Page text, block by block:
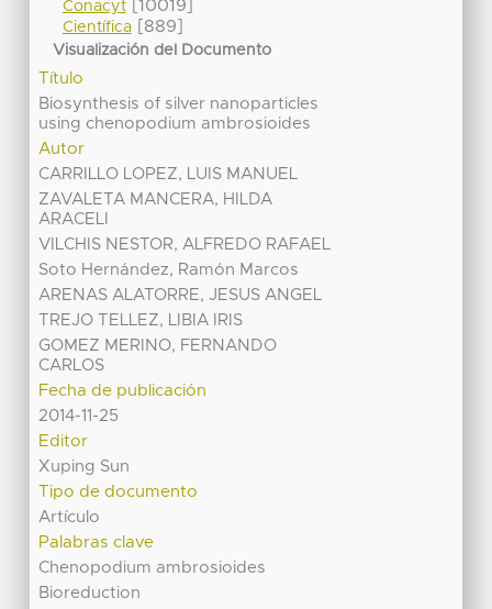
Conacyt[10019]
Científica[889]
Visualización del Documento
Título
Biosynthesis of silver nanoparticles
using chenopodium ambrosioides
Autor
CARRILLO LOPEZ, LUIS MANUEL
ZAVALETA MANCERA, HILDA
ARACELI
VILCHIS NESTOR, ALFREDO RAFAEL
Soto Hernández, Ramón Marcos
ARENAS ALATORRE, JESUS ANGEL
TREJO TELLEZ, LIBIA IRIS
GOMEZ MERINO, FERNANDO
CARLOS
Fecha de publicación
2014-11-25
Editor
Xuping Sun
Tipo de documento
Artículo
Palabras clave
Chenopodium ambrosioides
Bioreduction